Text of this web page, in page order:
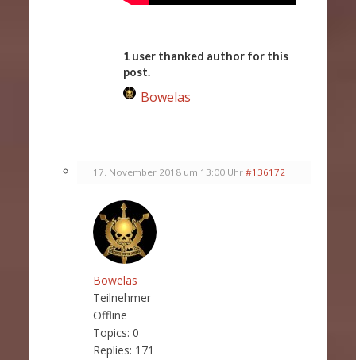
1 user thanked author for this
post.
Bowelas
17. November 2018 um 13:00 Uhr #136172
Bowelas
Teilnehmer
Offline
Topics: 0
Replies: 171